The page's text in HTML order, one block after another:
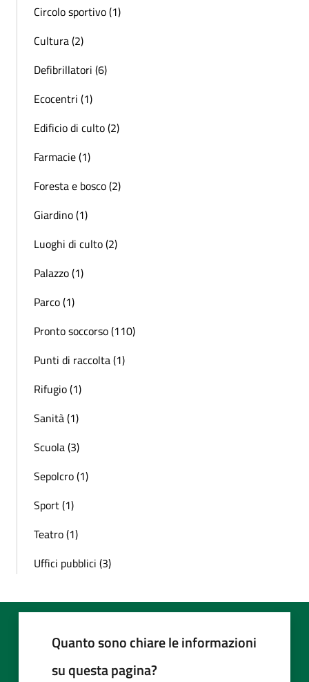
Circolo sportivo (1)
Cultura (2)
Defibrillatori (6)
Ecocentri (1)
Edificio di culto (2)
Farmacie (1)
Foresta e bosco (2)
Giardino (1)
Luoghi di culto (2)
Palazzo (1)
Parco (1)
Pronto soccorso (110)
Punti di raccolta (1)
Rifugio (1)
Sanità (1)
Scuola (3)
Sepolcro (1)
Sport (1)
Teatro (1)
Uffici pubblici (3)
Quanto sono chiare le informazioni
su questa pagina?